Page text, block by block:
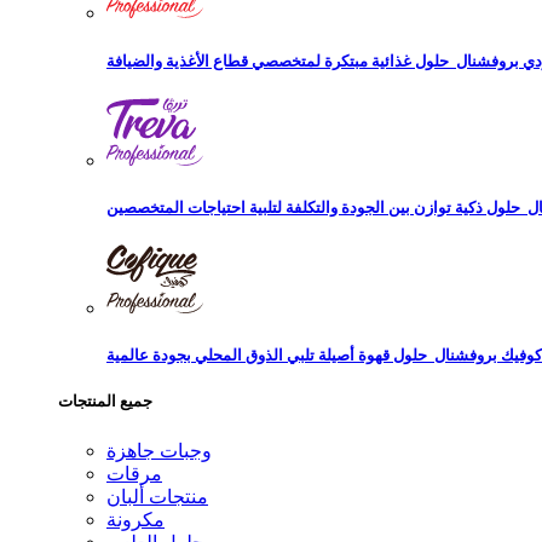
بروفشنال
كوفيك بروفشنال
جميع المنتجات
وجبات جاهزة
مرقات
منتجات ألبان
مكرونة